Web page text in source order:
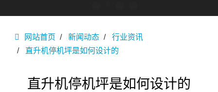
a
网站首页 新闻动态
行业资讯
直升机停机坪是如何设计的
直升机停机坪是如何设计的